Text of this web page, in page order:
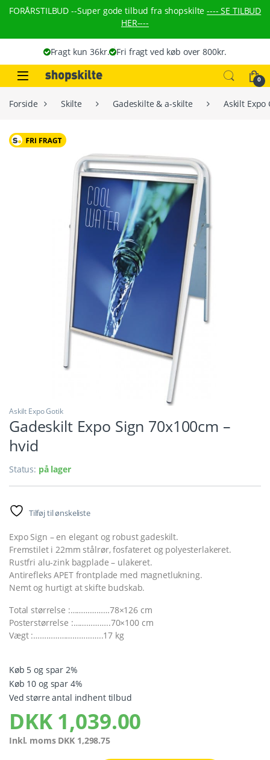
Skip to navigation
Skip to content
FORÅRSTILBUD --Super gode tilbud fra shopskilte ---- SE TILBUD
HER----
Fragt kun 36kr. Fri fragt ved køb over 800kr.
0
Forside Skilte Gadeskilte & a-skilte Askilt Expo
Askilt Expo Gotik
Gadeskilt Expo Sign 70x100cm –
hvid
Status: på lager
Tilføj til ønskeliste
Expo Sign – en elegant og robust gadeskilt.
Fremstilet i 22mm stålrør, fosfateret og polyesterlakeret.
Rustfri alu-zink bagplade – ulakeret.
Antirefleks APET frontplade med magnetlukning.
Nemt og hurtigt at skifte budskab.
Total størrelse :………………78×126 cm
Posterstørrelse :……………..70×100 cm
Vægt :…………………………..17 kg
Køb 5 og spar 2%
Køb 10 og spar 4%
Ved større antal indhent tilbud
DKK1,039.00
Inkl. moms DKK 1,298.75